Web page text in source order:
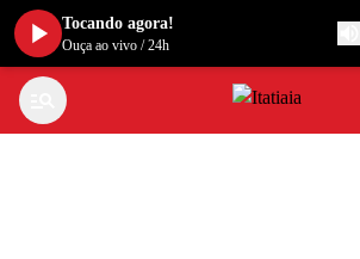
Tocando agora!
Ouça ao vivo /24h